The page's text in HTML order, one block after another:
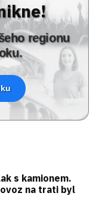
regionu
s kamionem.
na trati byl